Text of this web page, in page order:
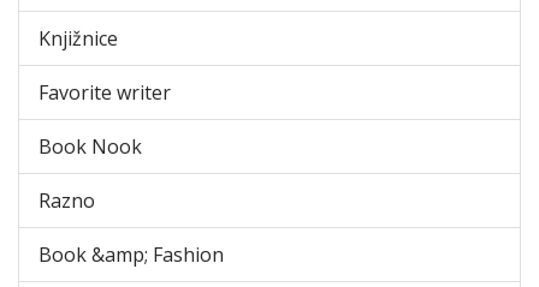
Knjižnice
Favorite writer
Book Nook
Razno
Book &amp; Fashion